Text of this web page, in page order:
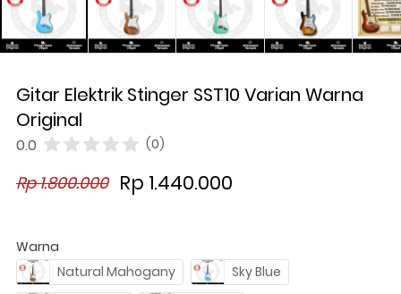
Gitar Elektrik Stinger SST10 Varian Warna
Original
0.0 (0)
Rp 1.800.000 Rp 1.440.000
Warna
Natural Mahogany
Sky Blue